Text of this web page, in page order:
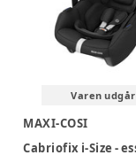
Varen udgår
MAXI-COSI